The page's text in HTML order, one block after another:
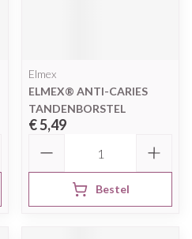
Elmex
ELMEX® ANTI-CARIES
TANDENBORSTEL
€ 5,49
Bestel